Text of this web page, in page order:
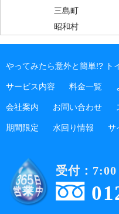
三島町
昭和村
やってみたら意外と簡単!? ト
サービス内容 料金一覧
会社案内 お問い合わせ
期間限定 水回り情報 サ
受付：